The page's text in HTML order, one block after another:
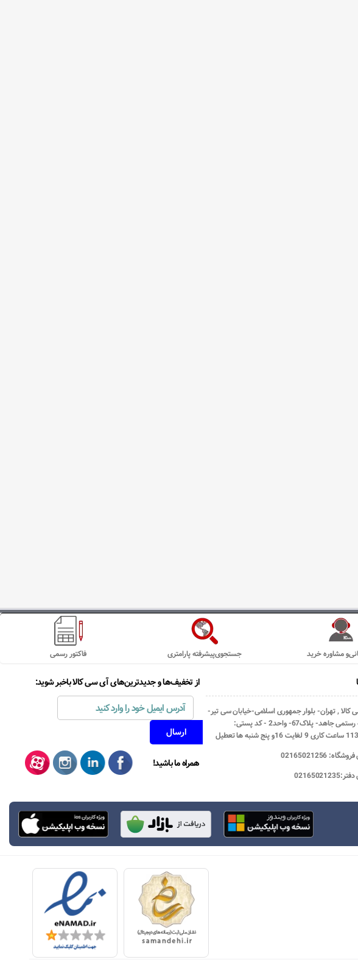
فاکتور رسمی جستجوی‌پیشرفته پارامتری مشاوره خرید
کالا , تهران- بلوار جمهوری اسلامی-خیابان سی تیر-
نبش کوچه رستمی جاهد- پلاک67- واحد2 - کد پستی:
ها تعطیل
02165021256
از تخفیف‌ها و جدیدترین‌های آی سی کالا باخبر شوید:
همراه ما باشید!